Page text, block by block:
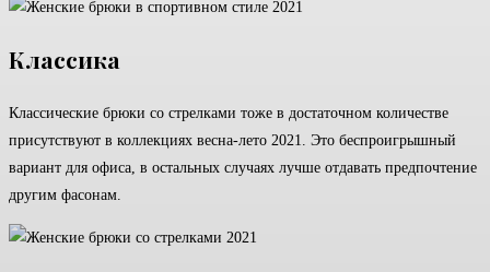
Классика
Классические брюки со стрелками тоже в достаточном количестве
присутствуют в коллекциях весна-лето 2021. Это беспроигрышный
вариант для офиса, в остальных случаях лучше отдавать предпочтение
другим фасонам.